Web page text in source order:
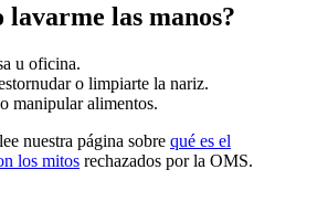
lavarme las manos?
u oficina.
o limpiarte la nariz.
manipular alimentos.
nuestra página sobre qué es el
los mitos rechazados por la OMS.